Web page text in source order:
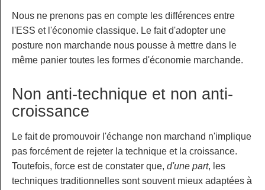
Nous ne prenons pas en compte les différences entre
l'ESS et l'économie classique. Le fait d'adopter une
posture non marchande nous pousse à mettre dans le
même panier toutes les formes d'économie marchande.
Non anti-technique et non anti-
croissance
Le fait de promouvoir l'échange non marchand n'implique
pas forcément de rejeter la technique et la croissance.
Toutefois, force est de constater que, d'une part, les
techniques traditionnelles sont souvent mieux adaptées à